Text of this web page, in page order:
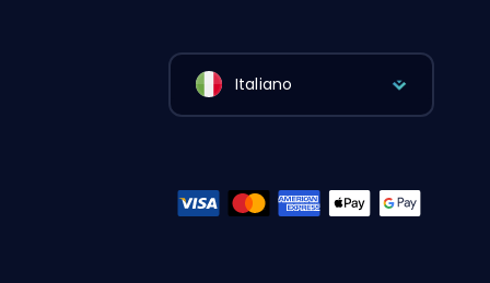
Italiano